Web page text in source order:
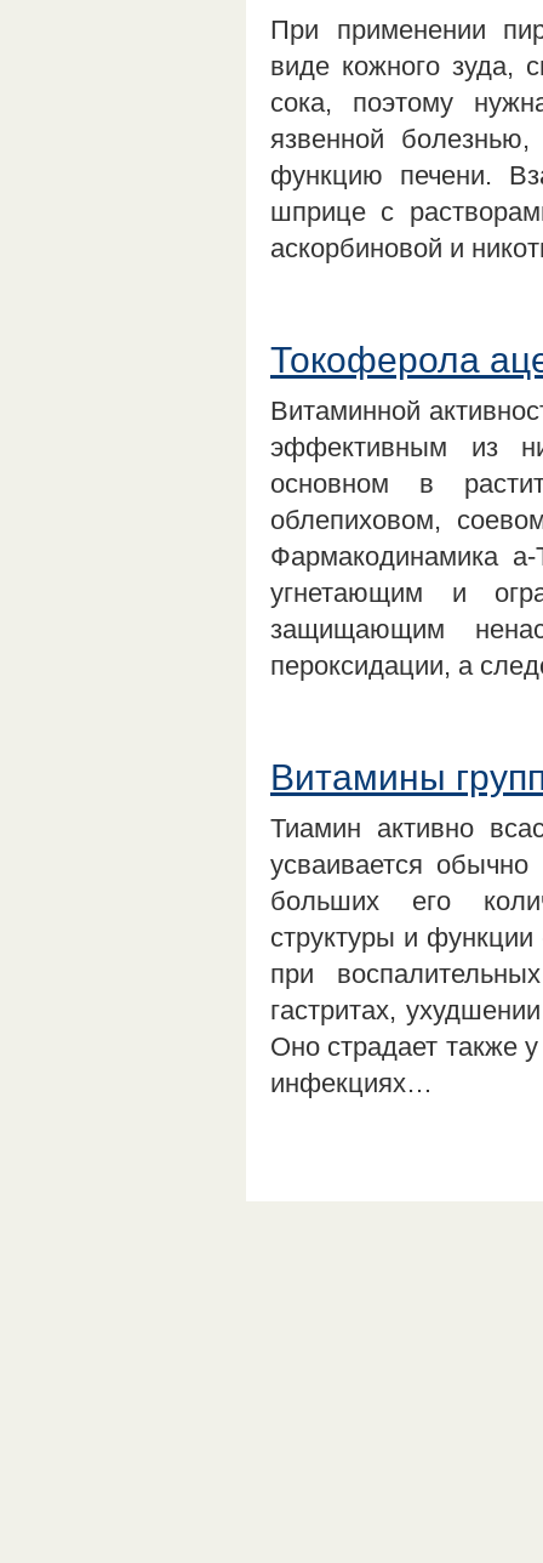
При применении
виде кожного зуда,
сока, поэтому
язвенной
функцию печени.
шприце с
аскорбиновой и
Токоферола
Витаминной
эффективным из
основном в
облепиховом,
Фармакодинамика а-
угнетающим и
защищающим
пероксидации, а
Витамины
Тиамин активно
усваивается
больших его
структуры и функции
при
гастритах,
Оно страдает также
инфекциях…